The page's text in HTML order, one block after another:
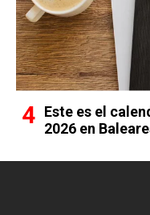
Este es el
2026 en